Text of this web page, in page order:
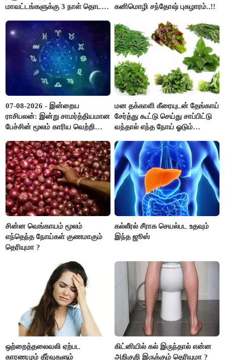
மாவட்டங்களுக்கு 3 நாள் தொடர்
கனிமொழி சந்தோஷ் புகழாரம்..!!
07-08-2026 - இன்றைய
ராசிபலன்: இன்று சாமர்த்தியமான
பேச்சின் மூலம் காரிய வெற்றி
பொறுப்புகளை ஒப்படைப்பதில்
கவனம் தேவை..!
மன தக்காளி கீரையுடன் தேங்காய்
சேர்த்து கூட்டு செய்து சாப்பிட்டு
வந்தால் எந்த நோய் ஓடும்
சின்ன வெங்காயம் மூலம்
எந்தெந்த நோய்கள் குணமாகும்
தெரியுமா ?
கல்லீரல் சீராக செயல்பட உதவும்
இந்த ஜூஸ்
ஒற்றைத்தலைவலி ஏற்பட
காரணமும் தீர்வுகளும்
கிட்னியில் கல் இருந்தால் என்ன
அறிகுறி இருக்கும் தெரியுமா ?